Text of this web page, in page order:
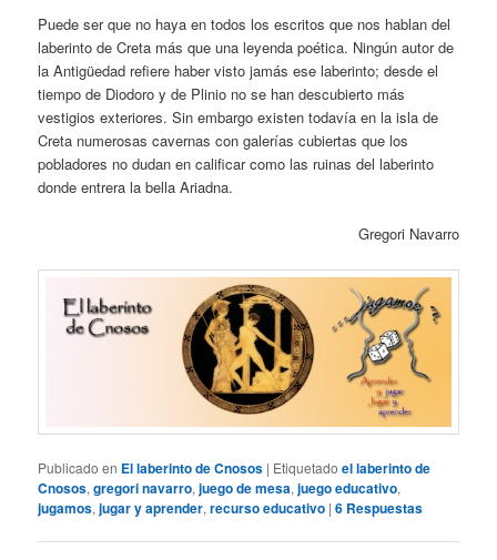
Puede ser que no haya en todos los escritos que nos hablan del
laberinto de Creta más que una leyenda poética. Ningún autor de
la Antigüedad refiere haber visto jamás ese laberinto; desde el
tiempo de Diodoro y de Plinio no se han descubierto más
vestigios exteriores. Sin embargo existen todavía en la isla de
Creta numerosas cavernas con galerías cubiertas que los
pobladores no dudan en calificar como las ruinas del laberinto
donde entrera la bella Ariadna.
Gregori Navarro
Publicado en El laberinto de Cnosos | Etiquetado el laberinto de
Cnosos,gregori navarro,juego de mesa,juego educativo,
jugamos,jugar y aprender,recurso educativo |6 Respuestas